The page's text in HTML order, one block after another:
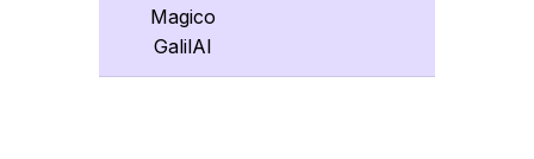
Magico
GalilAI